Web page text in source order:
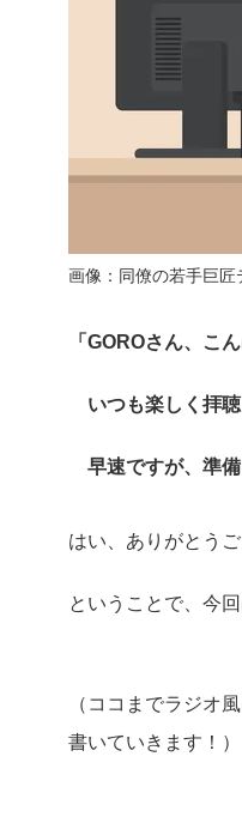
画像：同僚の若手巨
「GOROさん、こ
いつも楽しく拝聴
早速ですが、準備
はい、ありがとうご
ということで、今
（ココまでラジオ
書いていきます！）